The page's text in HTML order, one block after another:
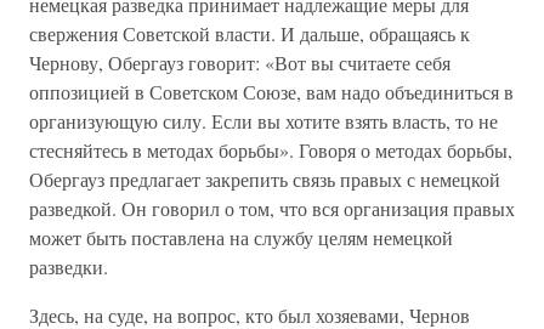
свержения Советской власти. И дальше, обращаясь к
Чернову, Обергауз говорит: «Вот вы считаете себя
оппозицией в Советском Союзе, вам надо объединиться в
организующую силу. Если вы хотите взять власть, то не
стесняйтесь в методах борьбы». Говоря о методах борьбы,
Обергауз предлагает закрепить связь правых с немецкой
разведкой. Он говорил о том, что вся организация правых
может быть поставлена на службу целям немецкой
разведки.
Здесь, на суде, на вопрос, кто был хозяевами, Чернов